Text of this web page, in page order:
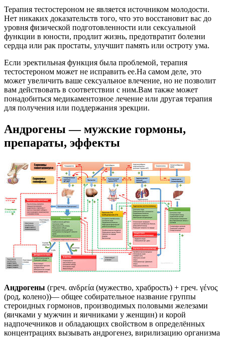
Терапия тестостероном не является источником молодости.
Нет никаких доказательств того, что это восстановит вас до
уровня физической подготовленности или сексуальной
функции в юности, продлит жизнь, предотвратит болезни
сердца или рак простаты, улучшит память или остроту ума.
Если эректильная функция была проблемой, терапия
тестостероном может не исправить ее.На самом деле, это
может увеличить ваше сексуальное влечение, но не позволит
вам действовать в соответствии с ним.Вам также может
понадобиться медикаментозное лечение или другая терапия
для получения или поддержания эрекции.
Андрогены — мужские гормоны,
препараты, эффекты
Андрогены (греч. ανδρεία (мужество, храбрость) + греч. γένος
(род, колено))— общее собирательное название группы
стероидных гормонов, производимых половыми железами
(яичками у мужчин и яичниками у женщин) и корой
надпочечников и обладающих свойством в определённых
концентрациях вызывать андрогенез, вирилизацию организма